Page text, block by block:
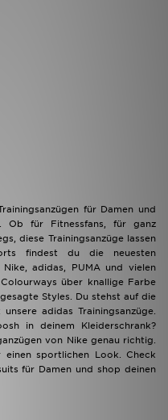
für Damen und
Ob für Fitnessfans, für ganz
diese Trainingsanzüge lassen
findest du die neuesten
adidas, PUMA und vielen
über knallige Farbe
Styles. Du stehst auf die
adidas Trainingsanzüge.
in deinem Kleiderschrank?
von Nike genau richtig.
sportlichen Look. Check
für Damen und shop deinen